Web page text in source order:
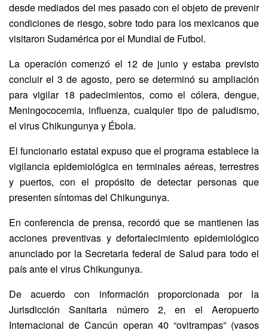
desde mediados del mes pasado con el objeto de prevenir
condiciones de riesgo, sobre todo para los mexicanos que
visitaron Sudamérica por el Mundial de Futbol.
La operación comenzó el 12 de junio y estaba previsto
concluir el 3 de agosto, pero se determinó su ampliación
para vigilar 18 padecimientos, como el cólera, dengue,
Meningococemia, influenza, cualquier tipo de paludismo,
el virus Chikungunya y Ébola.
El funcionario estatal expuso que el programa establece la
vigilancia epidemiológica en terminales aéreas, terrestres
y puertos, con el propósito de detectar personas que
presenten síntomas del Chikungunya.
En conferencia de prensa, recordó que se mantienen las
acciones preventivas y defortalecimiento epidemiológico
anunciado por la Secretaria federal de Salud para todo el
país ante el virus Chikungunya.
De acuerdo con información proporcionada por la
Jurisdicción Sanitaria número 2, en el Aeropuerto
Internacional de Cancún operan 40 “ovitrampas” (vasos